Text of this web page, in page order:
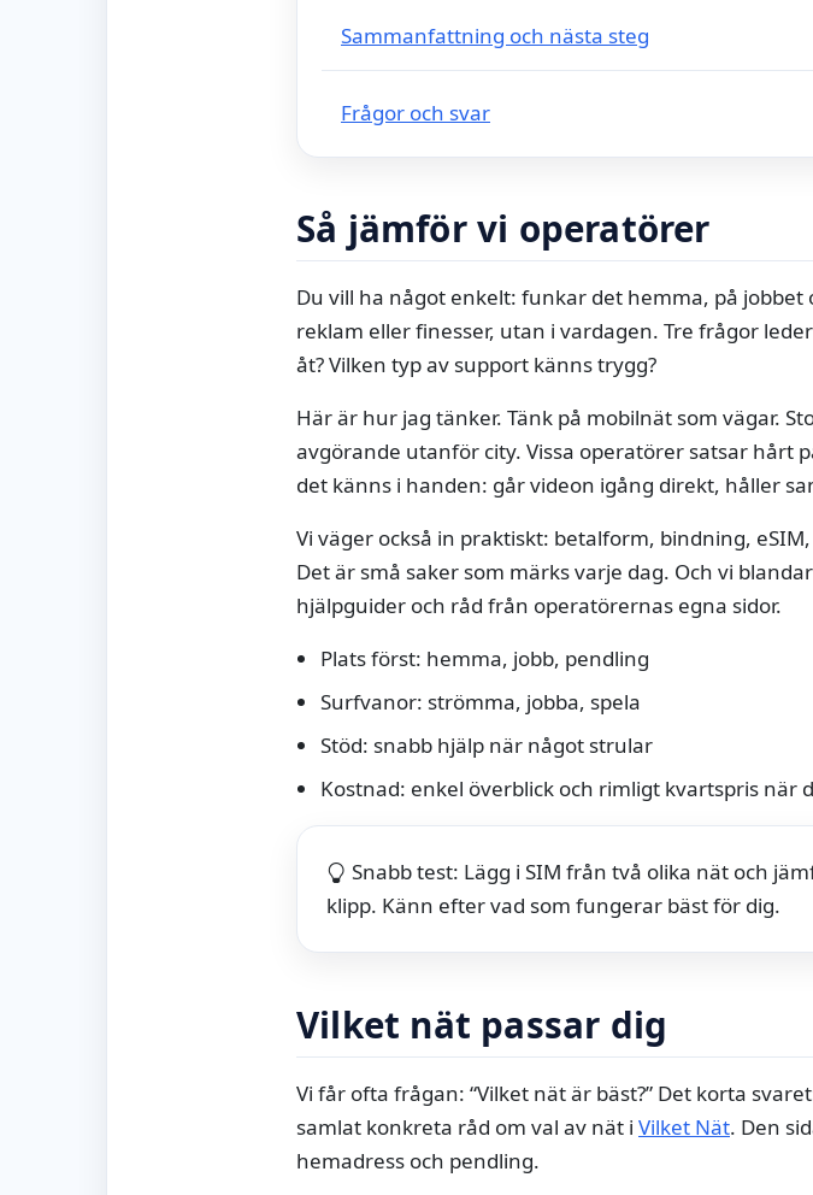
Sammanfattning och nästa steg
Frågor och svar
Så jämför vi operatörer
Du vill ha något enkelt: funkar det hemma, på jobbet
reklam eller finesser, utan i vardagen. Tre frågor
åt? Vilken typ av support känns trygg?
Här är hur jag tänker. Tänk på mobilnät som vägar.
avgörande utanför city. Vissa operatörer satsar hårt
det känns i handen: går videon igång direkt, håller
Vi väger också in praktiskt: betalform, bindning,
Det är små saker som märks varje dag. Och vi
hjälpguider och råd från operatörernas egna sidor.
Plats först: hemma, jobb, pendling
Surfvanor: strömma, jobba, spela
Stöd: snabb hjälp när något strular
Kostnad: enkel överblick och rimligt kvartspris när
Snabb test: Lägg i SIM från två olika nät och
klipp. Känn efter vad som fungerar bäst för dig.
Vilket nät passar dig
Vi får ofta frågan: “Vilket nät är bäst?” Det korta
samlat konkreta råd om val av nät i Vilket Nät. Den
hemadress och pendling.